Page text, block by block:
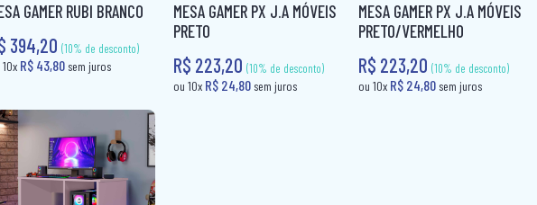
GAMER RUBI BRANCO
394,20
MESA GAMER PX J.A MÓVEIS
PRETO
R$ 223,20
MESA GAMER PX J.A MÓVEIS
PRETO/VERMELHO
R$ 223,20